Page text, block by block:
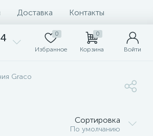
Доставка Контакты
0
Избранное
0
Корзина Войти
Graco
Сортировка
По умолчанию